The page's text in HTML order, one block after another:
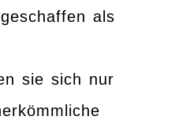
als
sie sich nur